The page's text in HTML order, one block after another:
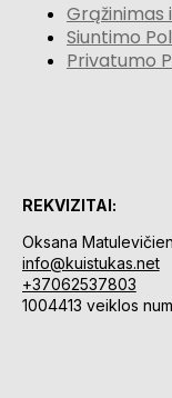
Grąžinimas
Siuntimo
Privatumo
REKVIZITAI:
Oksana
info@kuistukas.net
+37062537803
1004413 veiklos